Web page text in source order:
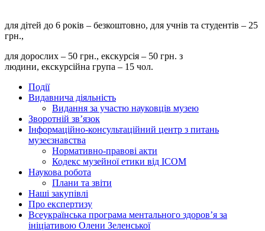
для дітей до 6 років – безкоштовно, для учнів та студентів – 25
грн.,
для дорослих – 50 грн., екскурсія – 50 грн. з
людини, екскурсійна група – 15 чол.
Події
Видавнича діяльність
Видання за участю науковців музею
Зворотній зв’язок
Інформаційно-консультаційний центр з питань
музеєзнавства
Нормативно-правові акти
Кодекс музейної етики від ІСОМ
Наукова робота
Плани та звіти
Наші закупівлі
Про експертизу
Всеукраїнська програма ментального здоров’я за
ініціативою Олени Зеленської